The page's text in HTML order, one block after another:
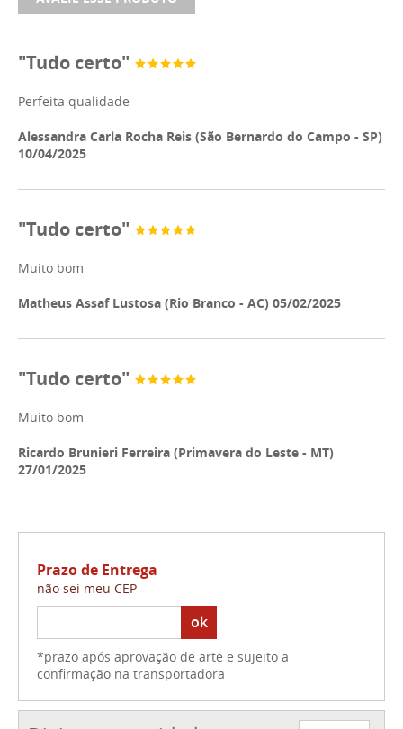
"Tudo certo"
Perfeita qualidade
Alessandra Carla Rocha Reis (São Bernardo do Campo - SP)
10/04/2025
"Tudo certo"
Muito bom
Matheus Assaf Lustosa (Rio Branco - AC) 05/02/2025
"Tudo certo"
Muito bom
Ricardo Brunieri Ferreira (Primavera do Leste - MT)
27/01/2025
Prazo de Entrega
não sei meu CEP
ok
*prazo após aprovação de arte e sujeito a
confirmação na transportadora